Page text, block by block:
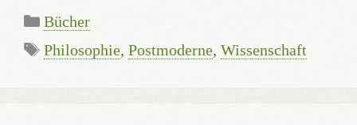
Categories
Bücher
Tags
Philosophie, Postmoderne, Wissenschaft